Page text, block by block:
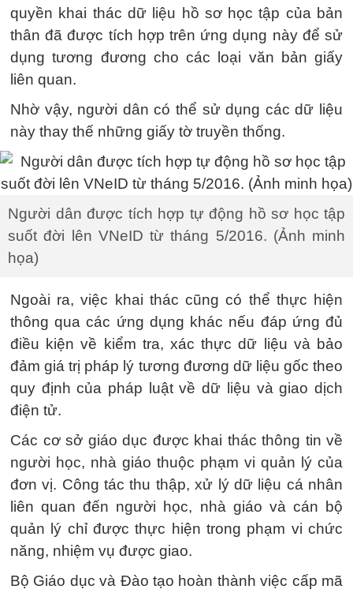
quyền khai thác dữ liệu hồ sơ học tập của bản
thân đã được tích hợp trên ứng dụng này để sử
dụng tương đương cho các loại văn bản giấy
liên quan.
Nhờ vậy, người dân có thể sử dụng các dữ liệu
này thay thế những giấy tờ truyền thống.
Người dân được tích hợp tự động hồ sơ học tập
suốt đời lên VNeID từ tháng 5/2016. (Ảnh minh
họa)
Ngoài ra, việc khai thác cũng có thể thực hiện
thông qua các ứng dụng khác nếu đáp ứng đủ
điều kiện về kiểm tra, xác thực dữ liệu và bảo
đảm giá trị pháp lý tương đương dữ liệu gốc theo
quy định của pháp luật về dữ liệu và giao dịch
điện tử.
Các cơ sở giáo dục được khai thác thông tin về
người học, nhà giáo thuộc phạm vi quản lý của
đơn vị. Công tác thu thập, xử lý dữ liệu cá nhân
liên quan đến người học, nhà giáo và cán bộ
quản lý chỉ được thực hiện trong phạm vi chức
năng, nhiệm vụ được giao.
Bộ Giáo dục và Đào tạo hoàn thành việc cấp mã